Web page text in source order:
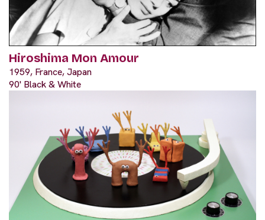
Hiroshima Mon Amour
1959, France, Japan
90' Black & White